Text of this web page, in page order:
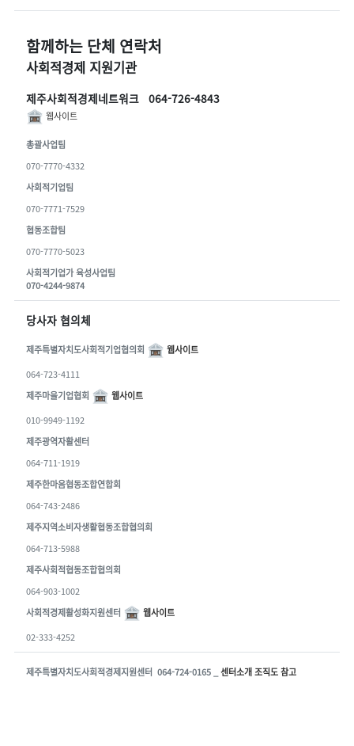
함께하는 단체 연락처
사회적경제 지원기관
제주사회적경제네트워크 064-726-4843
웹사이트
총괄사업팀
070-7770-4332
사회적기업팀
070-7771-7529
협동조합팀
070-7770-5023
사회적기업가 육성사업팀
070-4244-9874
당사자 협의체
제주특별자치도사회적기업협의회
웹사이트
064-723-4111
제주마을기업협회
웹사이트
010-9949-1192
제주광역자활센터
064-711-1919
제주한마음협동조합연합회
064-743-2486
제주지역소비자생활협동조합협의회
064-713-5988
제주사회적협동조합협의회
064-903-1002
사회적경제활성화지원센터
웹사이트
02-333-4252
제주특별자치도사회적경제지원센터 064-724-0165 _ 센터소개 조직도 참고